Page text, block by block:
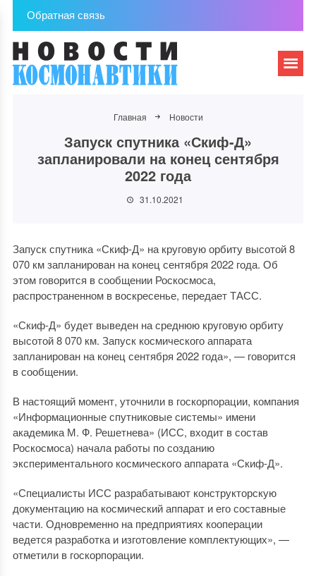
Обратная связь
Главная Новости
Запуск спутника «Скиф-Д»
запланировали на конец сентября
2022 года
31.10.2021
Запуск спутника «Скиф-Д» на круговую орбиту высотой 8
070 км запланирован на конец сентября 2022 года. Об
этом говорится в сообщении Роскосмоса,
распространенном в воскресенье, передает ТАСС.
«Скиф-Д» будет выведен на среднюю круговую орбиту
высотой 8 070 км. Запуск космического аппарата
запланирован на конец сентября 2022 года», — говорится
в сообщении.
В настоящий момент, уточнили в госкорпорации, компания
«Информационные спутниковые системы» имени
академика М. Ф. Решетнева» (ИСС, входит в состав
Роскосмоса) начала работы по созданию
экспериментального космического аппарата «Скиф-Д».
«Специалисты ИСС разрабатывают конструкторскую
документацию на космический аппарат и его составные
части. Одновременно на предприятиях кооперации
ведется разработка и изготовление комплектующих», —
отметили в госкорпорации.